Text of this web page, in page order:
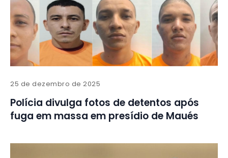
25 de dezembro de 2025
Polícia divulga fotos de detentos após
fuga em massa em presídio de Maués